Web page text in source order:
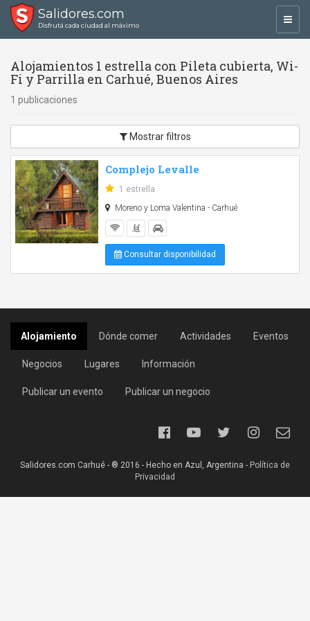
Salidores.com
Disfrutá cada ciudad al máximo
Alojamientos 1 estrella con Pileta cubierta, Wi-
Fi y Parrilla en Carhué, Buenos Aires
1 publicaciones
Mostrar filtros
Complejo Levalle
1 estrella
Moreno y Loma Valentina - Carhué
Consultar disponibilidad
Alojamiento Dónde comer Actividades Eventos
Negocios Lugares Información
Publicar un evento Publicar un negocio
Salidores.com Carhué - ® 2016 - Hecho en Azul, Argentina - Política de
Privacidad